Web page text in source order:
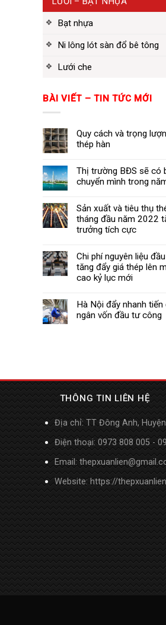
Bạt nhựa
Ni lông lót sàn đổ bê tông
Lưới che
BÀI VIẾT – TIN TỨC MỚI
Quy cách và trọng
thép hàn
Thị trường BĐS sẽ có
chuyển mình trong
Sản xuất và tiêu thụ
tháng đầu năm 2022
trưởng tích cực
Chi phí nguyên liệu
tăng đẩy giá thép lên
cao kỷ lục mới
Hà Nội đẩy nhanh tiến
ngân vốn đầu tư công
THÔNG TIN LIÊN HỆ
Địa chỉ: TT Đông Anh,
Điện thoại: 0973 808 005 -
Email:
Website:https://